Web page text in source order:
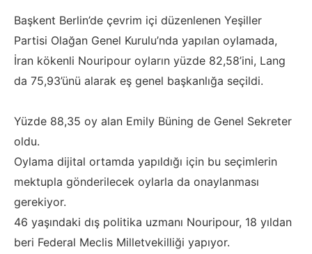
Başkent Berlin’de çevrim içi düzenlenen Yeşiller
Partisi Olağan Genel Kurulu’nda yapılan oylamada,
İran kökenli Nouripour oyların yüzde 82,58’ini, Lang
da 75,93’ünü alarak eş genel başkanlığa seçildi.
Yüzde 88,35 oy alan Emily Büning de Genel Sekreter
oldu.
Oylama dijital ortamda yapıldığı için bu seçimlerin
mektupla gönderilecek oylarla da onaylanması
gerekiyor.
46 yaşındaki dış politika uzmanı Nouripour, 18 yıldan
beri Federal Meclis Milletvekilliği yapıyor.